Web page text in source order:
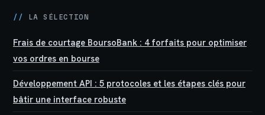
// LA SÉLECTION
Frais de courtage BoursoBank : 4 forfaits pour optimiser
vos ordres en bourse
Développement API : 5 protocoles et les étapes clés pour
bâtir une interface robuste